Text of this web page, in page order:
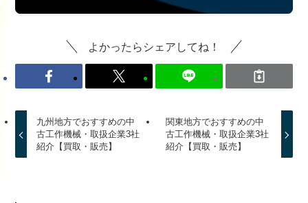
よかったらシェアしてね！
九州地方でおすすめの中
古工作機械・取扱企業3社
紹介【買取・販売】
関東地方でおすすめの中
古工作機械・取扱企業3社
紹介【買取・販売】